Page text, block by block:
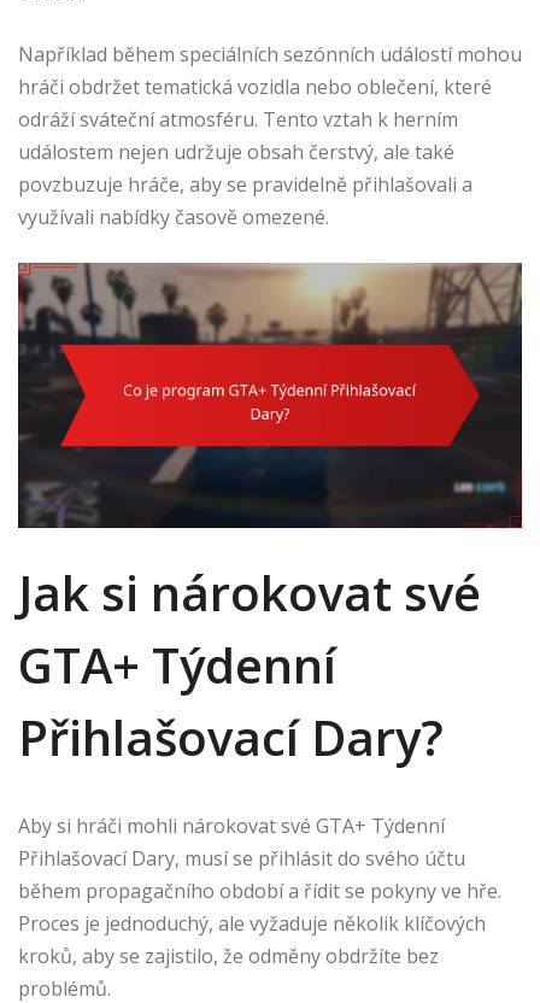
Například během speciálních sezónních událostí mohou
hráči obdržet tematická vozidla nebo oblečení, které
odráží sváteční atmosféru. Tento vztah k herním
událostem nejen udržuje obsah čerstvý, ale také
povzbuzuje hráče, aby se pravidelně přihlašovali a
využívali nabídky časově omezené.
Jak si nárokovat své
GTA+ Týdenní
Přihlašovací Dary?
Aby si hráči mohli nárokovat své GTA+ Týdenní
Přihlašovací Dary, musí se přihlásit do svého účtu
během propagačního období a řídit se pokyny ve hře.
Proces je jednoduchý, ale vyžaduje několik klíčových
kroků, aby se zajistilo, že odměny obdržíte bez
problémů.